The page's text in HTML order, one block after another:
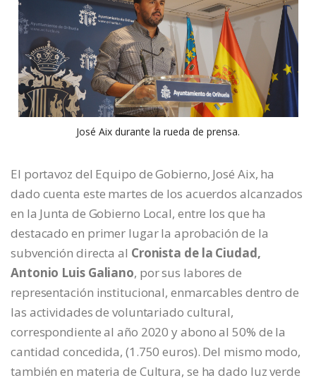
José Aix durante la rueda de prensa.
El portavoz del Equipo de Gobierno, José Aix, ha
dado cuenta este martes de los acuerdos alcanzados
en la Junta de Gobierno Local, entre los que ha
destacado en primer lugar la aprobación de la
subvención directa al Cronista de la Ciudad,
Antonio Luis Galiano, por sus labores de
representación institucional, enmarcables dentro de
las actividades de voluntariado cultural,
correspondiente al año 2020 y abono al 50% de la
cantidad concedida, (1.750 euros). Del mismo modo,
también en materia de Cultura, se ha dado luz verde